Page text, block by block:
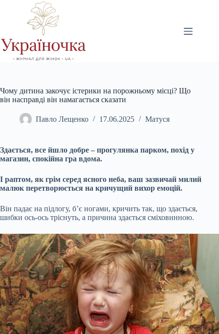
Чому дитина закочує істерики на порожньому місці? Що
він насправді він намагається сказати
Павло Лещенко 17.06.2025 Матуся
Здається, все йшло добре – прогулянка парком, похід у
магазин, спокійна гра вдома.
І раптом, як грім серед ясного неба, ваш зазвичай милий
малюк перетворюється на кричущий вихор емоцій.
Він падає на підлогу, б’є ногами, кричить так, що здається,
шибки ось-ось тріснуть, а причина здається сміховинною.